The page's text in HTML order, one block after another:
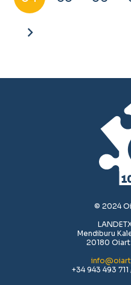
© 2024
Mendiburu
20180
+34 943 493